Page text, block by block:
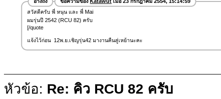
สวัสดีครับ พี่ หนุน และ พี่ Mai
ผมรุ่นปี 2542 (RCU 82) ครับ
[/quote
แจ้งไว้ก่อน 12พ.ย.เชิญรุ่น42 มางานคืนสู่เหย้านะคะ
หัวข้อ: Re: คิว RCU 82 ครับ